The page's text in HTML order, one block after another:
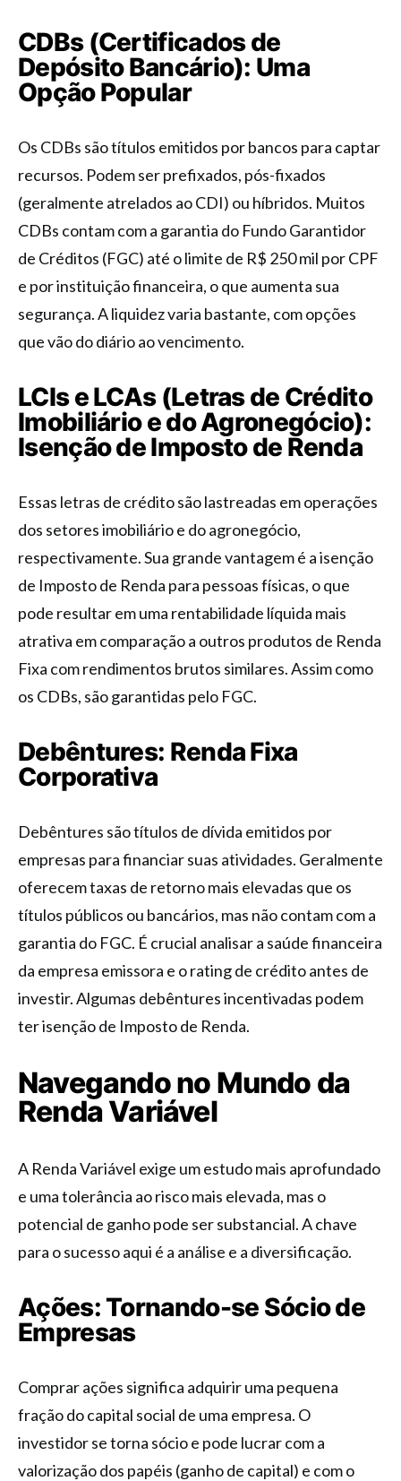
CDBs (Certificados de
Depósito Bancário): Uma
Opção Popular
Os CDBs são títulos emitidos por bancos para captar
recursos. Podem ser prefixados, pós-fixados
(geralmente atrelados ao CDI) ou híbridos. Muitos
CDBs contam com a garantia do Fundo Garantidor
de Créditos (FGC) até o limite de R$ 250 mil por CPF
e por instituição financeira, o que aumenta sua
segurança. A liquidez varia bastante, com opções
que vão do diário ao vencimento.
LCIs e LCAs (Letras de Crédito
Imobiliário e do Agronegócio):
Isenção de Imposto de Renda
Essas letras de crédito são lastreadas em operações
dos setores imobiliário e do agronegócio,
respectivamente. Sua grande vantagem é a isenção
de Imposto de Renda para pessoas físicas, o que
pode resultar em uma rentabilidade líquida mais
atrativa em comparação a outros produtos de Renda
Fixa com rendimentos brutos similares. Assim como
os CDBs, são garantidas pelo FGC.
Debêntures: Renda Fixa
Corporativa
Debêntures são títulos de dívida emitidos por
empresas para financiar suas atividades. Geralmente
oferecem taxas de retorno mais elevadas que os
títulos públicos ou bancários, mas não contam com a
garantia do FGC. É crucial analisar a saúde financeira
da empresa emissora e o rating de crédito antes de
investir. Algumas debêntures incentivadas podem
ter isenção de Imposto de Renda.
Navegando no Mundo da
Renda Variável
A Renda Variável exige um estudo mais aprofundado
e uma tolerância ao risco mais elevada, mas o
potencial de ganho pode ser substancial. A chave
para o sucesso aqui é a análise e a diversificação.
Ações: Tornando-se Sócio de
Empresas
Comprar ações significa adquirir uma pequena
fração do capital social de uma empresa. O
investidor se torna sócio e pode lucrar com a
valorização dos papéis (ganho de capital) e com o